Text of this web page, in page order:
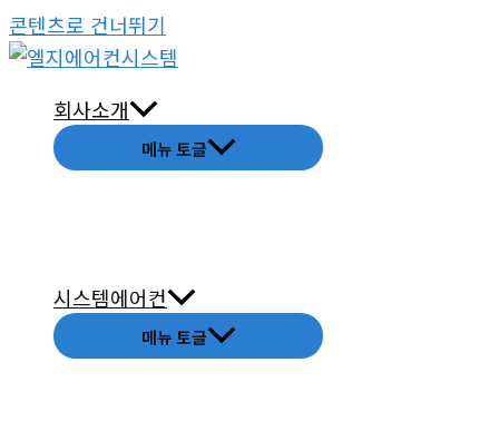
콘텐츠로 건너뛰기
회사소개
메뉴 토글
시스템에어컨
메뉴 토글